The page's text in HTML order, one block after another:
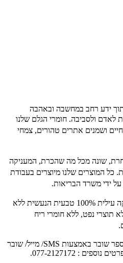
מתוך ידע רחב במחשבה ובאהבה
חומרי הגלם שלנו
ושמנים אתרים טהורים, צמחי
שונה מכל מה שהכרת, המעניקה
כל המוצרים שלנו מיוצרים בעבודת
ידי משרד הבריאות.
אנו מזמינים אותך להכיר קוסמטיקה עילית 100% טבעית הנעשית ללא
תוצרי נפט, ללא חומרי ריח
למימוש השובר בחנות יש להציג מספר שובר באמצעות SMS/ מייל/ שובר
נוספים : 077-2127172.